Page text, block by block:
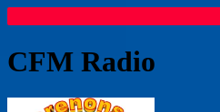
CFM Radio